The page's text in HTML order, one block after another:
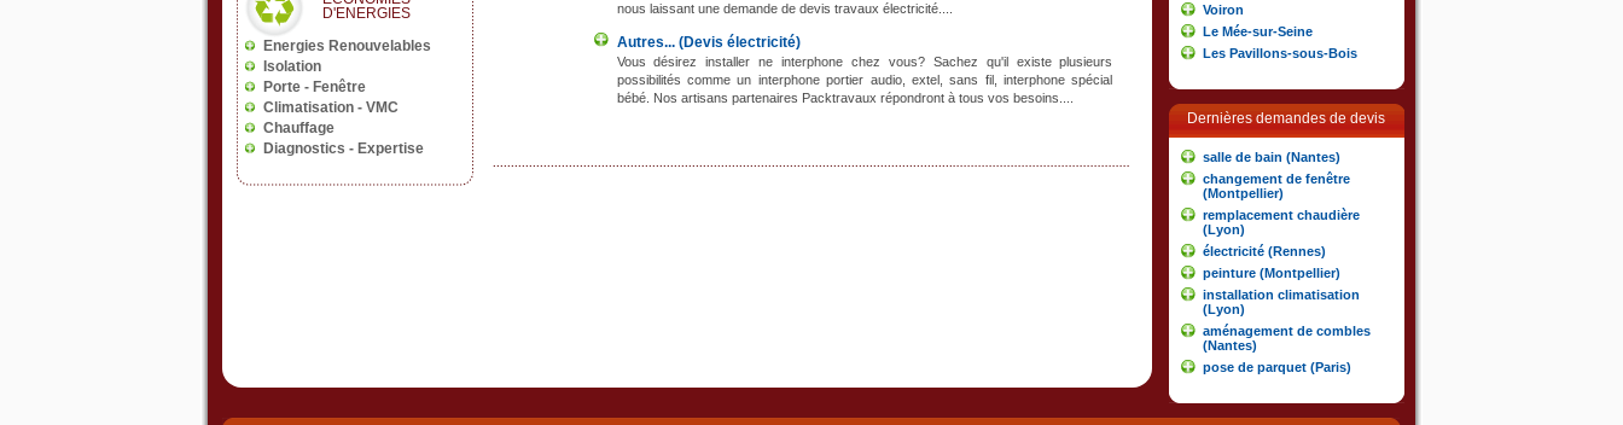
nous laissant une demande de devis travaux électricité....
Autres... (Devis électricité)
Vous désirez installer ne interphone chez vous? Sachez qu'il existe plusieurs
possibilités comme un interphone portier audio, extel, sans fil, interphone spécial
bébé. Nos artisans partenaires Packtravaux répondront à tous vos besoins....
Voiron
Le Mée-sur-Seine
Les Pavillons-sous-Bois
Dernières demandes de devis
salle de bain (Nantes)
changement de fenêtre
(Montpellier)
remplacement chaudière
(Lyon)
électricité (Rennes)
peinture (Montpellier)
installation climatisation
(Lyon)
aménagement de combles
(Nantes)
pose de parquet (Paris)